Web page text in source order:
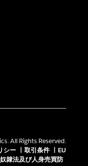
All Rights Reserved.
シー 取引条件
EU
隷法及び人身売買防